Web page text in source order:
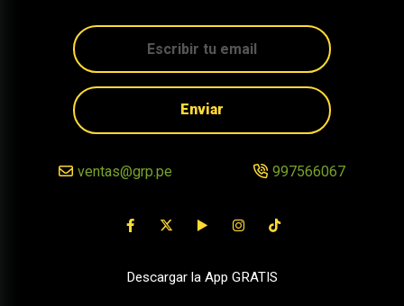
Enviar
ventas@grp.pe 997566067
Descargar la App GRATIS